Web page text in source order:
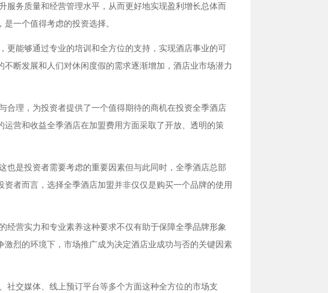
务质量和经营管理水平，从而更好地实现盈利增长总体而
一个值得考虑的投资选择。
更能够通过专业的培训和全方位的支持，实现酒店事业的可
断发展和人们对休闲度假的需求逐渐增加，酒店业市场潜力
合理，为投资者提供了一个值得期待的商机在投资全季酒店
营和收益全季酒店在加盟费用方面采取了开放、透明的策
也是投资者需要考虑的重要因素但与此同时，全季酒店总部
者而言，选择全季酒店加盟并非仅仅是购买一个品牌的使用
经营实力和专业素养这种要求不仅有助于保障全季品牌形象
烈的环境下，市场推广成为决定酒店业成功与否的关键因素
社交媒体、线上预订平台等多个方面这种全方位的市场支